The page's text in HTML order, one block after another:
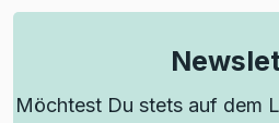
Möchtest Du stets auf dem